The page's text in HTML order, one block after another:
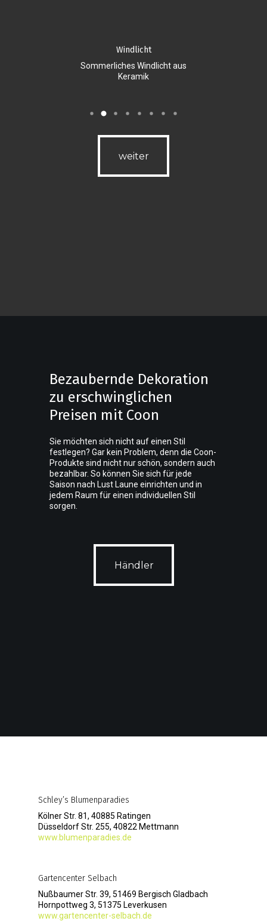
Windlicht
Sommerliches Windlicht aus
Keramik
weiter
weiter
Bezaubernde Dekoration
zu erschwinglichen
Preisen mit Coon
Sie möchten sich nicht auf einen Stil
festlegen? Gar kein Problem, denn die Coon-
Produkte sind nicht nur schön, sondern auch
bezahlbar. So können Sie sich für jede
Saison nach Lust Laune einrichten und in
jedem Raum für einen individuellen Stil
sorgen.
Händler
Händler
Schley’s Blumenparadies
Kölner Str. 81, 40885 Ratingen
Düsseldorf Str. 255, 40822 Mettmann
www.blumenparadies.de
Gartencenter Selbach
Nußbaumer Str. 39, 51469 Bergisch Gladbach
Hornpottweg 3, 51375 Leverkusen
www.gartencenter-selbach.de